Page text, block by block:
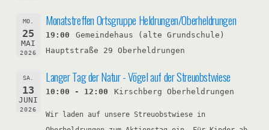
MO.
25
MAI
2026
Monatstreffen Ortsgruppe Heldrungen/Oberheldrungen
19:00
Gemeindehaus (alte Grundschule)
Hauptstraße 29 Oberheldrungen
SA.
13
JUNI
2026
Langer Tag der Natur - Vögel auf der Streuobstwiese
10:00 - 12:00 Kirschberg Oberheldrungen
Wir laden auf unsere Streuobstwiese in